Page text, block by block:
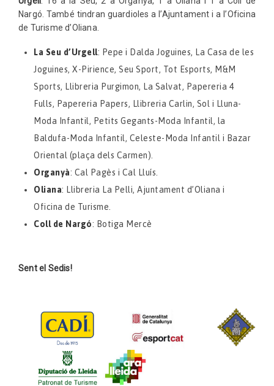
Nargó. També tindran guardioles a l’Ajuntament i a l’Oficina
de Turisme d’Oliana.
La Seu d’Urgell: Pepe i Dalda Joguines, La Casa de les
Joguines, X-Pirience, Seu Sport, Tot Esports, M&M
Sports, Llibreria Purgimon, La Salvat, Papereria 4
Fulls, Papereria Papers, Llibreria Carlin, Sol i Lluna-
Moda Infantil, Petits Gegants-Moda Infantil, la
Baldufa-Moda Infantil, Celeste-Moda Infantil i Bazar
Oriental (plaça dels Carmen).
Organyà: Cal Pagès i Cal Lluís.
Oliana: Llibreria La Pelli, Ajuntament d’Oliana i
Oficina de Turisme.
Coll de Nargó: Botiga Mercè
Sent el Sedis!